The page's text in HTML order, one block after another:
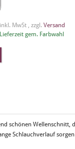
inkl. MwSt , zzgl. Versand
Lieferzeit gem. Farbwahl
schönen Wellenschnitt,
Schlauchverlauf